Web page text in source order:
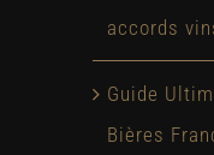
accords
Guide
Bières